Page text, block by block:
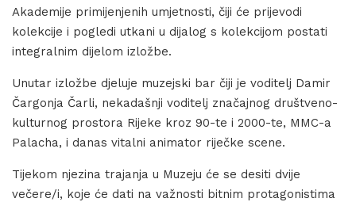
Akademije primijenjenih umjetnosti, čiji će prijevodi
kolekcije i pogledi utkani u dijalog s kolekcijom postati
integralnim dijelom izložbe.
Unutar izložbe djeluje muzejski bar čiji je voditelj Damir
Čargonja Čarli, nekadašnji voditelj značajnog društveno-
kulturnog prostora Rijeke kroz 90-te i 2000-te, MMC-a
Palacha, i danas vitalni animator riječke scene.
Tijekom njezina trajanja u Muzeju će se desiti dvije
večere/i, koje će dati na važnosti bitnim protagonistima